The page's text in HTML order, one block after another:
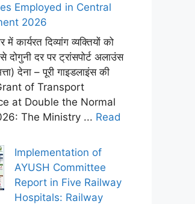
Employed in Central
2026
कार्यरत दिव्यांग व्यक्तियों को
दोगुनी दर पर ट्रांसपोर्ट अलाउंस
देना – पूरी गाइडलाइंस की
of Transport
at Double the Normal
The Ministry ... Read
Implementation of
AYUSH Committee
Report in Five Railway
Hospitals: Railway